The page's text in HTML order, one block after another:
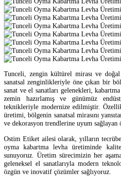
Tunceli, zengin kültürel mirası ve
sanatsal zenginlikleriyle öne çıkan bir
sanat ve el sanatları gelenekleri,
zemin hazırlamış ve günümüz
teknikleriyle modernize edilmiştir.
üretimi, bölgenin sanatsal mirasını
ve dekorasyon trendlerine uyum
Ostim Etiket ailesi olarak, yılların
oyma kabartma levha üretiminde
sunuyoruz. Üretim sürecimizin her
geleneksel el sanatlarıyla modern
özgün ve inovatif çözümler sağlıyoruz.